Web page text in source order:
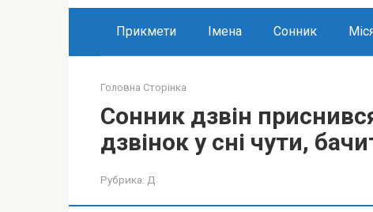
Прикмети Імена Сонник
Головна Сторінка
Сонник дзвін
дзвінок у сні чути,
Рубрика: Д